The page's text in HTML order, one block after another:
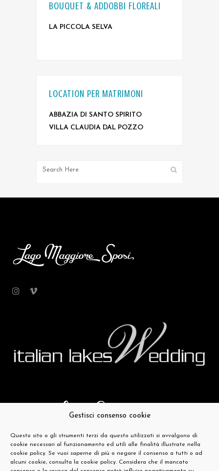
Gestisci consenso cookie
Questo sito o gli strumenti terzi da questo utilizzati si avvalgono di
cookie necessari al funzionamento ed utili alle finalità illustrate nella
cookie policy. Se vuoi saperne di più o negare il consenso a tutti o ad
alcuni cookie, consulta la cookie policy. Considera che il mancato
BOUQUET & ADDOBBI FLOREALI
LA PICCOLA SELVA
LOCATION PER MATRIMONI
ABBAZIA DI SANTO SPIRITO
VILLA CLAUDIA DAL POZZO